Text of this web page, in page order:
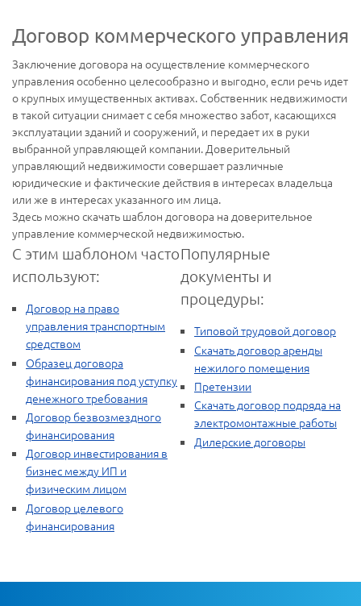
Договор коммерческого управления
Заключение договора на осуществление коммерческого
управления особенно целесообразно и выгодно, если речь идет
о крупных имущественных активах. Собственник недвижимости
в такой ситуации снимает с себя множество забот, касающихся
эксплуатации зданий и сооружений, и передает их в руки
выбранной управляющей компании. Доверительный
управляющий недвижимости совершает различные
юридические и фактические действия в интересах владельца
или же в интересах указанного им лица.
Здесь можно скачать шаблон договора на доверительное
управление коммерческой недвижимостью.
С этим шаблоном часто
используют:
Договор на право
управления транспортным
средством
Образец договора
финансирования под уступку
денежного требования
Договор безвозмездного
финансирования
Договор инвестирования в
бизнес между ИП и
физическим лицом
Договор целевого
финансирования
Популярные
документы и
процедуры:
Типовой трудовой договор
Скачать договор аренды
нежилого помещения
Претензии
Скачать договор подряда на
электромонтажные работы
Дилерские договоры